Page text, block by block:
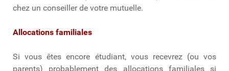
chez un conseiller de votre mutuelle.
Allocations familiales
Si vous êtes encore étudiant, vous recevrez (ou vos
parents) probablement des allocations familiales si